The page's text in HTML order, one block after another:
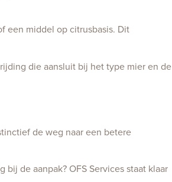
een middel op citrusbasis. Dit
die aansluit bij het type mier en de
de weg naar een betere
de aanpak? OFS Services staat klaar